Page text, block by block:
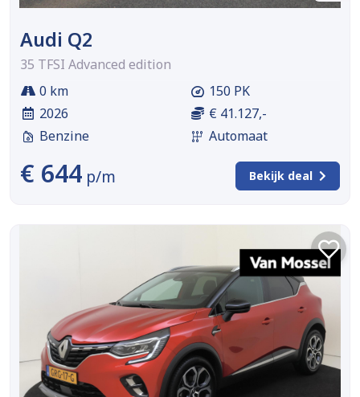
Audi Q2
35 TFSI Advanced edition
0 km
2026
Benzine
150 PK
€ 41.127,-
Automaat
€ 644 p/m Bekijk deal